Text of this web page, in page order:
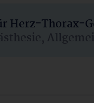
Herz-Thorax-